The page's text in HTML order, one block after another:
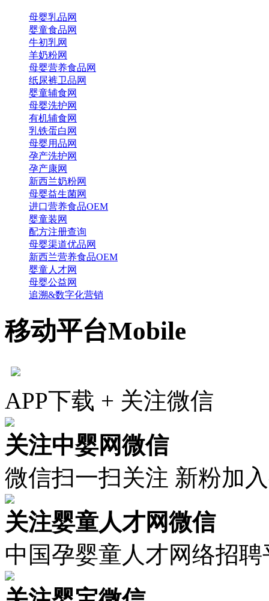
母婴乳品网
婴童食品网
牛初乳网
羊奶粉网
母婴营养食品网
纸尿裤卫品网
婴童辅食网
母婴洗护网
有机辅食网
乳铁蛋白网
母婴用品网
孕产洗护网
孕产康网
新西兰奶粉网
母婴益生菌网
进口营养食品OEM
婴童装网
配方注册查询
母婴渠道优品网
新西兰营养食品OEM
婴童人才网
母婴公益网
追溯&数字化营销
移动平台Mobile
APP下载 + 关注微信
关注中婴网微信
微信扫一扫关注 新粉加
关注婴童人才网微信
中国孕婴童人才网络招聘